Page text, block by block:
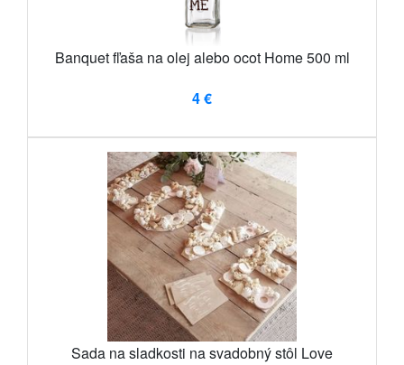
Banquet fľaša na olej alebo ocot Home 500 ml
4 €
Sada na sladkosti na svadobný stôl Love